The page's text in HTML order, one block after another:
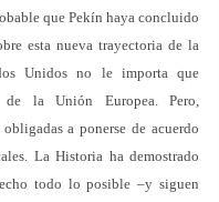
que Pekín haya concluido
esta nueva trayectoria de la
Unidos no le importa que
de la Unión Europea. Pero,
a ponerse de acuerdo
La Historia ha demostrado
todo lo posible –y siguen